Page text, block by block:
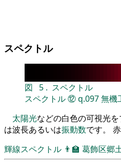
スペクトル
図 5 . スペクトル
スペクトル⑫q.097無機
太陽光などの白色の可視光
は波長あるいは振動数です。
輝線スペクトル 👨‍🏫 葛飾区郷